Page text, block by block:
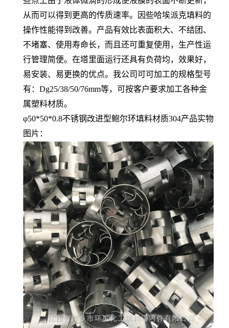
从而可以得到更高的传质速率。因些哈埃派克填料的
操作性能得到改善。产品有效比表面积大、不结团、
不堵塞、使用寿命长，而且还可重复使用，生产性运
行管理简便。在塔里面运行还具有负荷均，效果好，
易安装、易更换的优点。我公司可可加工的规格型号
有：Dg25/38/50/76mm等，可按客户要求加工各种金
属塑料材质。
φ50*50*0.8不锈钢改进型鲍尔环填料材质304产品实物
图片：